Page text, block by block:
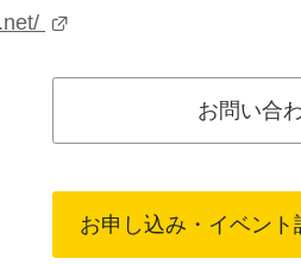
お問い合
お申し込み・イベン